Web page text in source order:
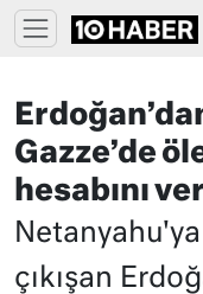
Gazze’de
hesabını ver
çıkışan